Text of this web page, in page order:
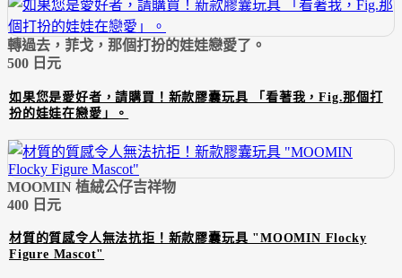
轉過去，菲戈，那個打扮的娃娃戀愛了。
500 日元
如果您是愛好者，請購買！新款膠囊玩具 「看著我，Fig.那個打
扮的娃娃在戀愛」。
MOOMIN 植絨公仔吉祥物
400 日元
材質的質感令人無法抗拒！新款膠囊玩具 "MOOMIN Flocky
Figure Mascot"